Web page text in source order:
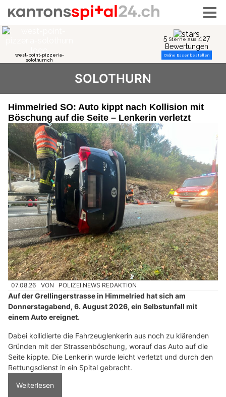
SOLOTHURN
Himmelried SO: Auto kippt nach Kollision mit
Böschung auf die Seite – Lenkerin verletzt
07.08.26 VON POLIZEI.NEWS REDAKTION
Auf der Grellingerstrasse in Himmelried hat sich am
Donnerstagabend, 6. August 2026, ein Selbstunfall mit
einem Auto ereignet.
Dabei kollidierte die Fahrzeuglenkerin aus noch zu klärenden
Gründen mit der Strassenböschung, worauf das Auto auf die
Seite kippte. Die Lenkerin wurde leicht verletzt und durch den
Rettungsdienst in ein Spital gebracht.
Weiterlesen